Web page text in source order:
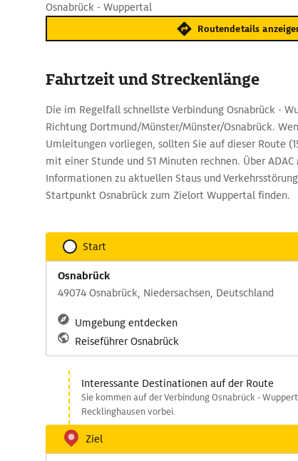
Osnabrück - Wuppertal
Routendetails
Fahrtzeit und Streckenlänge
Die im Regelfall schnellste Verbindung Osnabrück -
Richtung Dortmund/Münster/Münster/Osnabrück.
Umleitungen vorliegen, sollten Sie auf dieser Route
mit einer Stunde und 51 Minuten rechnen. Über
Informationen zu aktuellen Staus und
Startpunkt Osnabrück zum Zielort Wuppertal finden.
Start
Osnabrück
49074 Osnabrück, Niedersachsen, Deutschland
Umgebung entdecken
Reiseführer Osnabrück
Interessante Destinationen auf der Route
Sie kommen auf der Verbindung Osnabrück -
Recklinghausen vorbei.
Ziel